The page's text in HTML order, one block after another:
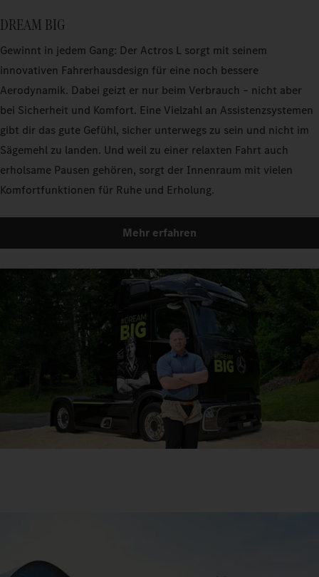
DREAM BIG
Gewinnt in jedem Gang: Der Actros L sorgt mit seinem
innovativen Fahrerhausdesign für eine noch bessere
Aerodynamik. Dabei geizt er nur beim Verbrauch – nicht aber
bei Sicherheit und Komfort. Eine Vielzahl an Assistenzsystemen
gibt dir das gute Gefühl, sicher unterwegs zu sein und nicht im
Sägemehl zu landen. Und weil zu einer relaxten Fahrt auch
erholsame Pausen gehören, sorgt der Innenraum mit vielen
Komfortfunktionen für Ruhe und Erholung.
Mehr erfahren